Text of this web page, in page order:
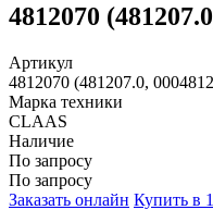
4812070
Артикул
4812070 (481207.0,
Марка техники
CLAAS
Наличие
По запросу
По запросу
Заказать онлайн Купить в